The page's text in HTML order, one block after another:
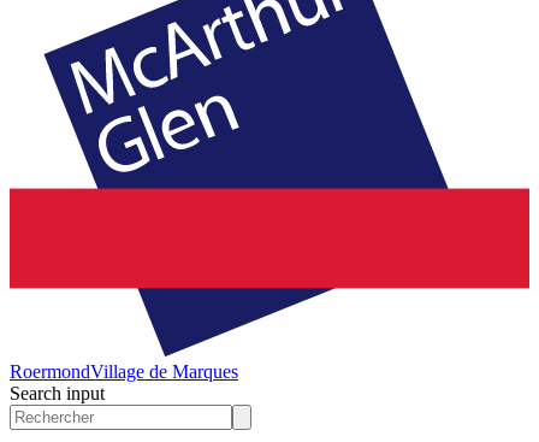
RoermondVillage de Marques
Search input